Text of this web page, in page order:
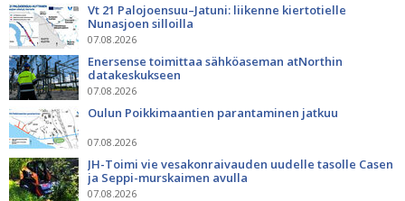
Vt 21 Palojoensuu–Jatuni: liikenne kiertotielle
Nunasjoen silloilla
07.08.2026
Enersense toimittaa sähköaseman atNorthin
datakeskukseen
07.08.2026
Oulun Poikkimaantien parantaminen jatkuu
07.08.2026
JH-Toimi vie vesakonraivauden uudelle tasolle Casen
ja Seppi-murskaimen avulla
07.08.2026